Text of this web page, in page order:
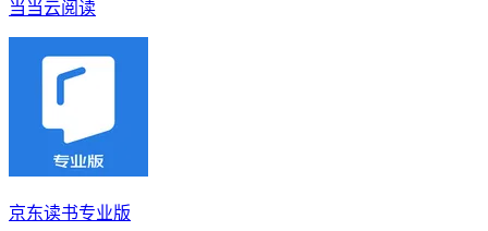
当当云阅读
京东读书专业版